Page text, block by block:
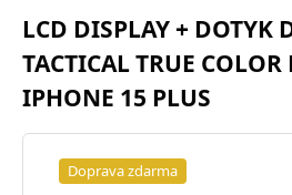
nacházíte:
LCD DISPLAY + DOTYK
TACTICAL TRUE COLOR
IPHONE 15 PLUS
Doprava zdarma